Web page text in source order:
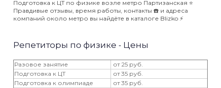
Подготовка к ЦТ по физике возле метро Партизанская ⭐️
Правдивые отзывы, время работы, контакты ☎️ и адреса
компаний около метро вы найдёте в каталоге Blizko ⚡️
Репетиторы по физике - Цены
Разовое занятие
от 25 руб.
Подготовка к ЦТ
от 35 руб.
Подготовка к олимпиаде
от 35 руб.